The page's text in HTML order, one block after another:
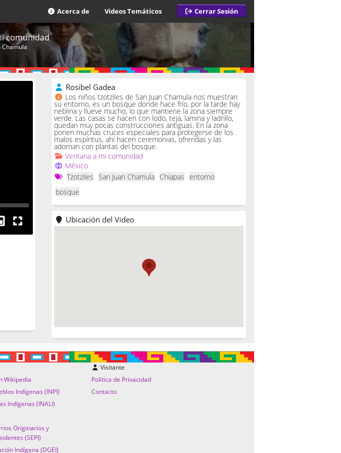
Acerca de Videos Temáticos Cerrar Sesión
comunidad
Chamula
Rosibel Gadea
Los niños tzotziles de San Juan Chamula nos muestran
su entorno, es un bosque donde hace frío, por la tarde hay
neblina y llueve mucho, lo que mantiene la zona siempre
verde. Las casas se hacen con lodo, teja, lamina y ladrillo,
quedan muy pocas construcciones antiguas. En la zona
ponen muchas cruces especiales para protegerse de los
malos espíritus, ahí hacen ceremonias, ofrendas y las
adornan con plantas del bosque.
Ventana a mi comunidad
México
Tzotziles San Juan Chamula Chiapas entorno
bosque
Ubicación del Video
Wikipedia
Indígenas (INPI)
Indígenas (INALI)
Originarios y
(SEPI)
Indígena (DGEI)
Visitante
Política de Privacidad
Contacto